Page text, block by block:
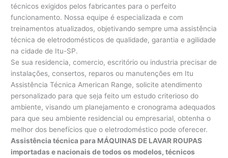
técnicos exigidos pelos fabricantes para o perfeito
funcionamento. Nossa equipe é especializada e com
treinamentos atualizados, objetivando sempre uma assistência
técnica de eletrodomésticos de qualidade, garantia e agilidade
na cidade de Itu-SP.
Se sua residencia, comercio, escritório ou industria precisar de
instalações, consertos, reparos ou manutenções em Itu
Assistência Técnica American Range, solicite atendimento
personalizado para que seja feito um estudo criterioso do
ambiente, visando um planejamento e cronograma adequados
para que seu ambiente residencial ou empresarial, obtenha o
melhor dos benefícios que o eletrodoméstico pode oferecer.
Assistência técnica para MÁQUINAS DE LAVAR ROUPAS
importadas e nacionais de todos os modelos, técnicos